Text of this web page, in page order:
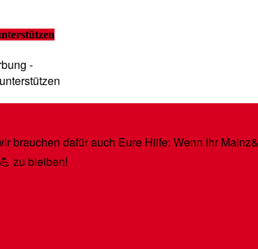
-
brauchen dafür auch Eure Hilfe: Wenn Ihr
zu bleiben!